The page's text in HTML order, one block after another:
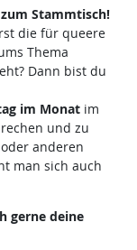
Stammtisch!
die für queere
Thema
Dann bist du
im Monat im
und zu
anderen
man sich auch
gerne deine